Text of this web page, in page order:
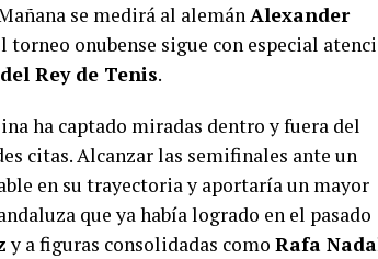
se medirá al alemánAlexander
onubense sigue con especial
Rey de Tenis.
ha captado miradas dentro y fuera del
citas. Alcanzar las semifinales ante un
en su trayectoria y aportaría un mayor
que ya había logrado en el pasado
y a figuras consolidadas como Rafa